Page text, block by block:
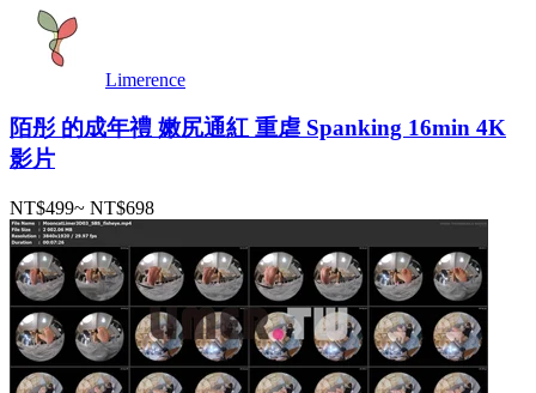
Limerence
陌彤 的成年禮 嫩尻通紅 重虐 Spanking 16min 4K
影片
NT$499~ NT$698